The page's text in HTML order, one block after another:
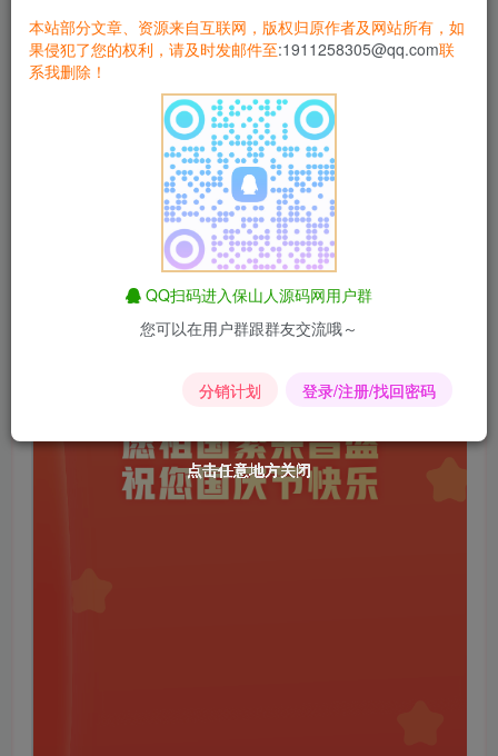
点击任意地方关闭
点击任意地方关闭
点击任意地方关闭
点击任意地方关闭
点击任意地方关闭
点击任意地方关闭
本站部分文章、资源来自互联网，版权归原作者及网站所有，如
果侵犯了您的权利，请及时发邮件至:1911258305@qq.com联
系我删除！
QQ扫码进入保山人源码网用户群
您可以在用户群跟群友交流哦～
分销计划 登录/注册/找回密码